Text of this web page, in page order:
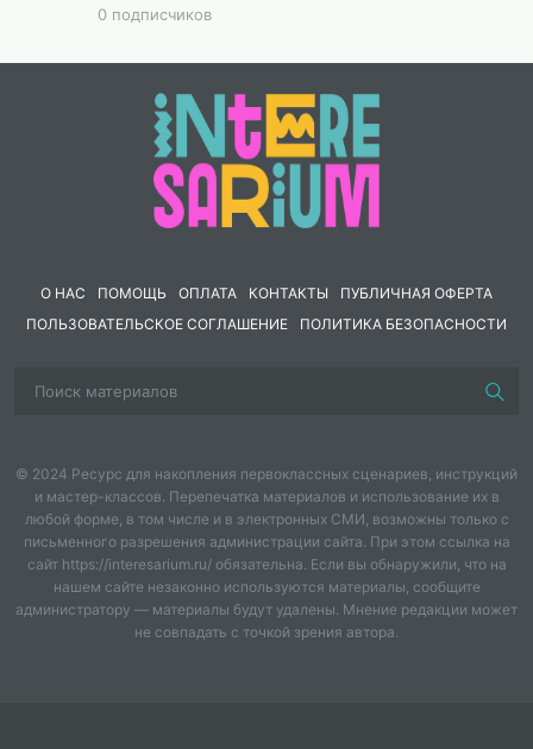
причины конфликта внутри элиты, влияние на
4. Детство великого князя Ивана IV: освещение
условий воспитания будущего государя,
формирование характера и взглядов Ивана
Васильевича, ключевые события детства, оказавшие
значительное воздействие на личность царя-
реформатора.
Материал предназначен для преподавателей истории
дополнительного ресурса на уроках и при подготовке
внеклассных мероприятий. Методическое пособие
среднего общего образования и способствует
0 подписчиков
О НАС ПОМОЩЬ ОПЛАТА КОНТАКТЫ
ПУБЛИЧНАЯ ОФЕРТА
ПОЛЬЗОВАТЕЛЬСКОЕ СОГЛАШЕНИЕ
ПОЛИТИКА БЕЗОПАСНОСТИ
© 2024 Ресурс для накопления первоклассных сценариев, инструкций
и мастер-классов. Перепечатка материалов и использование их в
любой форме, в том числе и в электронных СМИ, возможны только с
письменного разрешения администрации сайта. При этом ссылка на
сайт https://interesarium.ru/ обязательна. Если вы обнаружили, что на
нашем сайте незаконно используются материалы, сообщите
администратору — материалы будут удалены. Мнение редакции может
не совпадать с точкой зрения автора.